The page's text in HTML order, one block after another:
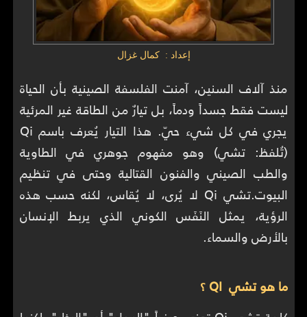
إعداد : كمال غزال
منذ آلاف السنين، آمنت الفلسفة الصينية بأن الحياة
ليست فقط جسداً ودماً، بل تيارٌ من الطاقة غير المرئية
يجري في كل شيء حيّ. هذا التيار يُعرف باسم Qi
(تُلفظ: تشي) وهو مفهوم جوهري في الطاوية
والطب الصيني والفنون القتالية وحتى في تنظيم
البيوت.تشي Qi لا يُرى، لا يُقاس، لكنه حسب هذه
الرؤية، يمثل النَفَس الكوني الذي يربط الإنسان
بالأرض والسماء.
ما هو تشي QI ؟